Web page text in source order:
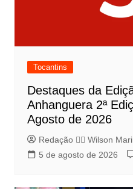
Tocantins
Destaques da
Anhanguera 2ª
Agosto de 2026
Redação 👨‍⚖️​ Wilson
5 de agosto de 2026